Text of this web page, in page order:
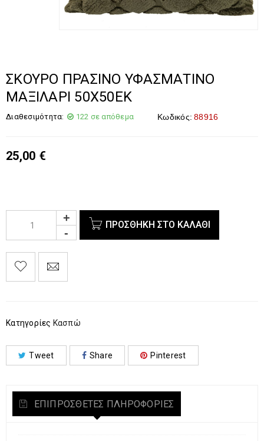
ΣΚΟΥΡΟ ΠΡΑΣΙΝΟ ΥΦΑΣΜΑΤΙΝΟ
ΜΑΞΙΛΑΡΙ 50Χ50ΕΚ
Διαθεσιμότητα: 122 σε απόθεμα Κωδικός: 88916
25,00 €
ΠΡΟΣΘΉΚΗ ΣΤΟ ΚΑΛΆΘΙ
Κατηγορίες Κασπώ
Tweet Share Pinterest
ΕΠΙΠΡΌΣΘΕΤΕΣ ΠΛΗΡΟΦΟΡΊΕΣ